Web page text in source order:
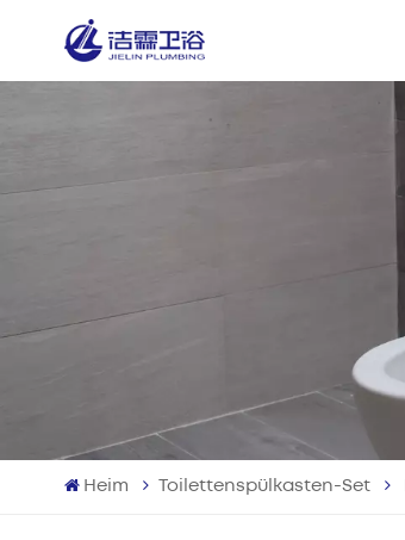
Heim Toilettenspülkasten-Set